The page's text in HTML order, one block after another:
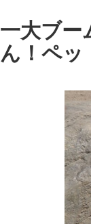
一大ブー
ん！ペッ